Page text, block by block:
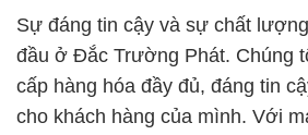
Sự đáng tin cậy và sự chất
đầu ở Đắc Trường Phát. Chúng
cấp hàng hóa đầy đủ, đáng tin
cho khách hàng của mình. Với